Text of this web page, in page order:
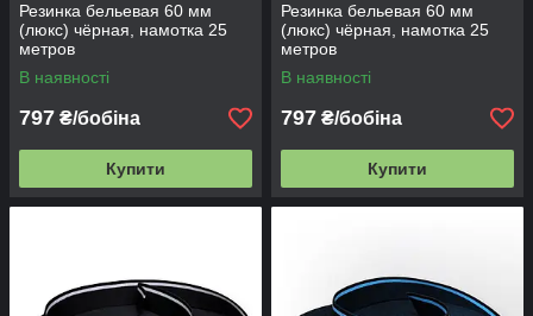
Резинка бельевая 60 мм
(люкс) чёрная, намотка 25
метров
В наявності
797 ₴/бобіна
Купити
Резинка бельевая 60 мм
(люкс) чёрная, намотка 25
метров
В наявності
797 ₴/бобіна
Купити